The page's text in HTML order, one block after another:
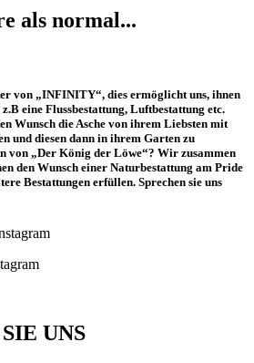
als normal...
von „INFINITY“, dies ermöglicht uns, ihnen
eine Flussbestattung, Luftbestattung etc.
Wunsch die Asche von ihrem Liebsten mit
und diesen dann in ihrem Garten zu
von „Der König der Löwe“? Wir zusammen
den Wunsch einer Naturbestattung am Pride
Bestattungen erfüllen. Sprechen sie uns
UNS